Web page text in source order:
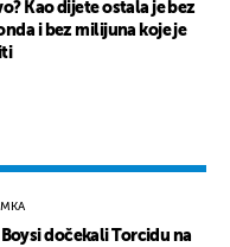
Kao dijete ostala je bez
i bez milijuna koje je
Boysi dočekali Torcidu na